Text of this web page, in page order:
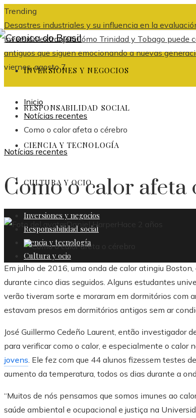
Trending
Desastres industriales y su influencia en la
inversión extranjeraCómo Trinidad y Tobago puede
antiguos que siguen emocionando a nuevas
viernes, agosto 7
INVERSIONES Y NEGOCIOS
RESPONSABILIDAD SOCIAL
CIENCIA Y TECNOLOGÍA
CULTURA Y OCIO
Inversiones y negocios
Responsabilidad social
Ciencia y tecnología
Cultura y ocio
Inicio
Notícias recentes
Como o calor afeta o cérebro
Notícias recentes
Como o calor afeta
Daniel Harper Hace 2 años
Em julho de 2016, uma onda de calor atingiu
durante cinco dias seguidos. Alguns estudantes
verão tiveram sorte e moraram em dormitórios com
estavam presos em dormitórios antigos sem ar
José Guillermo Cedeño Laurent, então investigador
para verificar como o calor, e especialmente o calor
jovens. Ele fez com que 44 alunos fizessem testes
aumento da temperatura, todos os dias durante a
“Muitos de nós pensamos que somos imunes ao
saúde ambiental e ocupacional e justiça na